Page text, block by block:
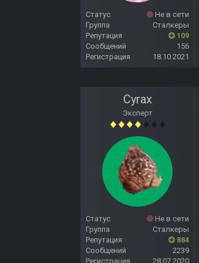
Статус
Не в сети
Группа
Сталкеры
Репутация
109
Сообщений
156
Регистрация
18.10.2021
Cyrax
Эксперт
Статус
Не в сети
Группа
Сталкеры
Репутация
884
Сообщений
2239
Регистрация
28.07.2020